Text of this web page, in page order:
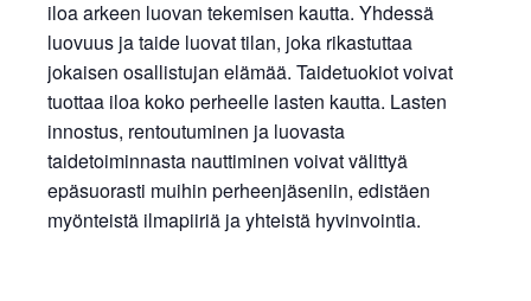
iloa arkeen luovan tekemisen kautta. Yhdessä
luovuus ja taide luovat tilan, joka rikastuttaa
jokaisen osallistujan elämää. Taidetuokiot voivat
tuottaa iloa koko perheelle lasten kautta. Lasten
innostus, rentoutuminen ja luovasta
taidetoiminnasta nauttiminen voivat välittyä
epäsuorasti muihin perheenjäseniin, edistäen
myönteistä ilmapiiriä ja yhteistä hyvinvointia.